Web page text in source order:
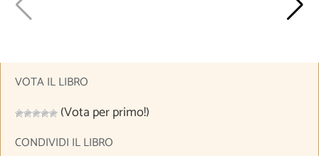
VOTA IL LIBRO
(Vota per primo!)
CONDIVIDI IL LIBRO